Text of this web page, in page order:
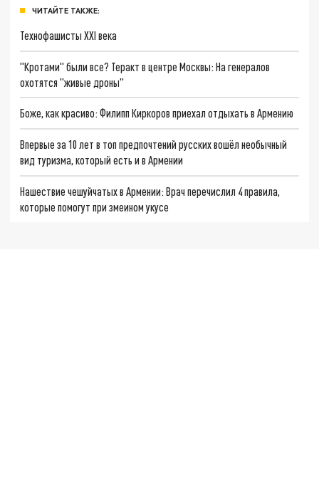
ЧИТАЙТЕ ТАКЖЕ:
Технофашисты XXI века
"Кротами" были все? Теракт в центре Москвы: На генералов
охотятся "живые дроны"
Боже, как красиво: Филипп Киркоров приехал отдыхать в Армению
Впервые за 10 лет в топ предпочтений русских вошёл необычный
вид туризма, который есть и в Армении
Нашествие чешуйчатых в Армении: Врач перечислил 4 правила,
которые помогут при змеином укусе